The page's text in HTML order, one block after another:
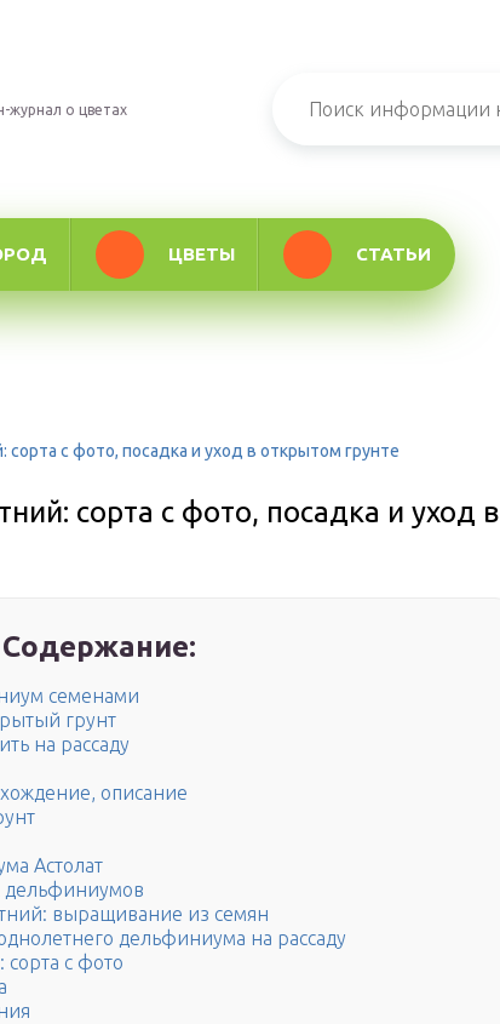
журнал о цветах
ЦВЕТЫ СТАТЬИ
с фото, посадка и уход в открытом грунте
сорта с фото, посадка и уход в
Содержание:
семенами
грунт
на рассаду
описание
Астолат
выращивание из семян
дельфиниума на рассаду
с фото